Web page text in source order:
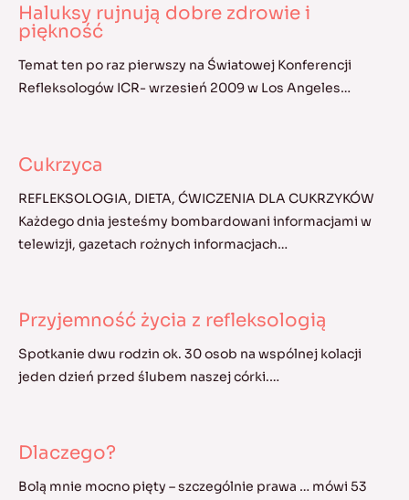
Haluksy rujnują dobre zdrowie i
piękność
Temat ten po raz pierwszy na Światowej Konferencji
Refleksologów ICR- wrzesień 2009 w Los Angeles…
Cukrzyca
REFLEKSOLOGIA, DIETA, ĆWICZENIA DLA CUKRZYKÓW
Każdego dnia jesteśmy bombardowani informacjami w
telewizji, gazetach rożnych informacjach…
Przyjemność życia z refleksologią
Spotkanie dwu rodzin ok. 30 osob na wspólnej kolacji
jeden dzień przed ślubem naszej córki.…
Dlaczego?
Bolą mnie mocno pięty – szczególnie prawa … mówi 53